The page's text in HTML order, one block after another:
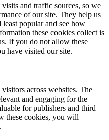
and traffic sources, so we
of our site. They help us
popular and see how
these cookies collect is
If you do not allow these
have visited our site.
across websites. The
and engaging for the
for publishers and third
these cookies, you will